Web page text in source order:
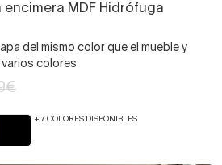
MDF Hidrófuga
del mismo color que el mueble y
colores
+ 7 COLORES DISPONIBLES